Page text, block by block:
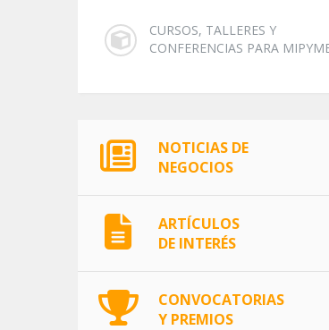
CURSOS, TALLERES Y
CONFERENCIAS PARA
NOTICIAS DE
NEGOCIOS
ARTÍCULOS
DE INTERÉS
CONVOCATORIAS
Y PREMIOS